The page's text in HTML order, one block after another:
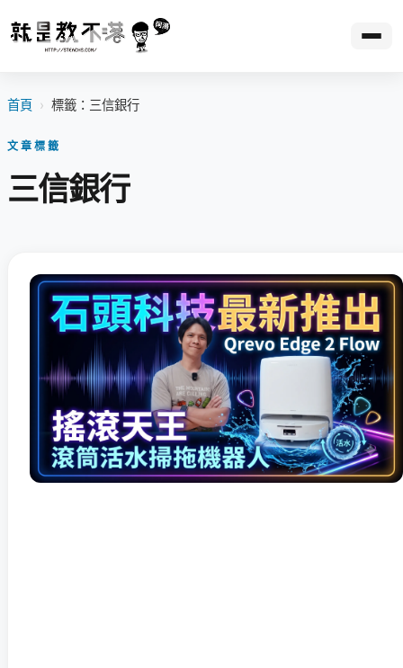
首頁 › 標籤：三信銀行
文章標籤
三信銀行